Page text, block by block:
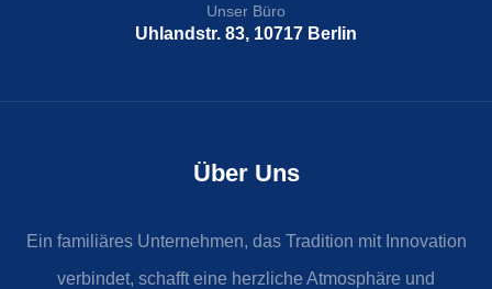
Unser Büro
Uhlandstr. 83, 10717 Berlin
Über Uns
Ein familiäres Unternehmen, das Tradition mit Innovation
verbindet, schafft eine herzliche Atmosphäre und